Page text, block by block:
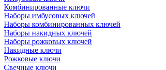
Комбинированные ключи
Наборы имбусовых ключей
Наборы комбинированных ключей
Наборы накидных ключей
Наборы рожковых ключей
Накидные ключи
Рожковые ключи
Свечные ключи